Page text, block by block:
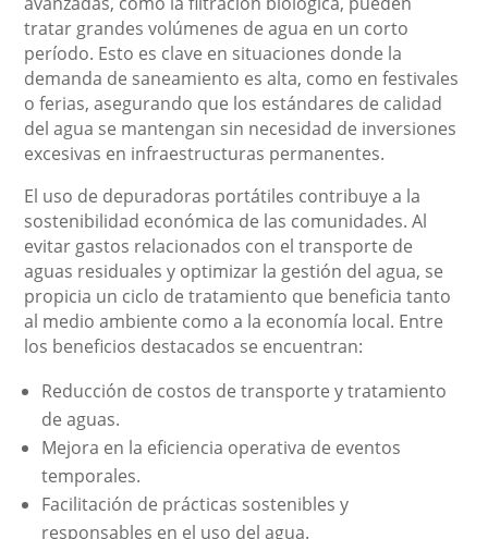
tratar grandes volúmenes de agua en un corto
período. Esto es clave en situaciones donde la
demanda de saneamiento es alta, como en festivales
o ferias, asegurando que los estándares de calidad
del agua se mantengan sin necesidad de inversiones
excesivas en infraestructuras permanentes.
El uso de depuradoras portátiles contribuye a la
sostenibilidad económica de las comunidades. Al
evitar gastos relacionados con el transporte de
aguas residuales y optimizar la gestión del agua, se
propicia un ciclo de tratamiento que beneficia tanto
al medio ambiente como a la economía local. Entre
los beneficios destacados se encuentran:
Reducción de costos de transporte y tratamiento
de aguas.
Mejora en la eficiencia operativa de eventos
temporales.
Facilitación de prácticas sostenibles y
responsables en el uso del agua.